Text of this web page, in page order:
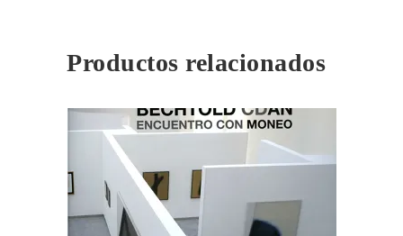
Productos relacionados